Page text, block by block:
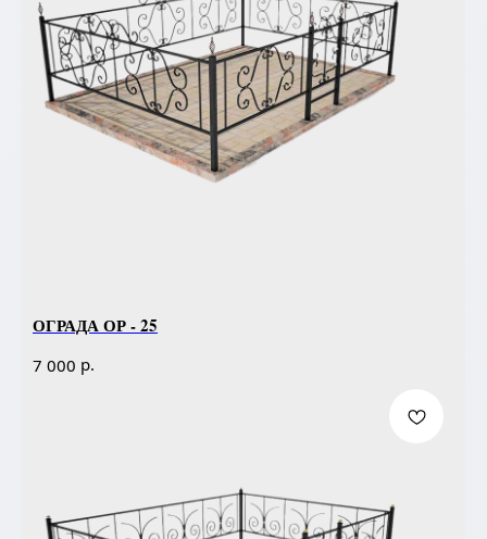
ОГРАДА ОР - 25
7 000 р.